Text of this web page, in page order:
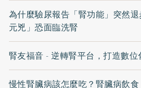
為什麼驗尿報告「腎功能」突然
元兇」恐面臨洗腎
腎友福音 - 逆轉腎平台，打造數
慢性腎臟病該怎麼吃？腎臟病飲